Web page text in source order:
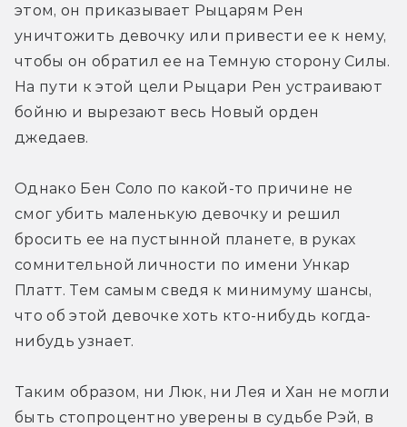
этом, он приказывает Рыцарям Рен
уничтожить девочку или привести ее к нему,
чтобы он обратил ее на Темную сторону Силы.
На пути к этой цели Рыцари Рен устраивают
бойню и вырезают весь Новый орден
джедаев.
Однако Бен Соло по какой-то причине не
смог убить маленькую девочку и решил
бросить ее на пустынной планете, в руках
сомнительной личности по имени Ункар
Платт. Тем самым сведя к минимуму шансы,
что об этой девочке хоть кто-нибудь когда-
нибудь узнает.
Таким образом, ни Люк, ни Лея и Хан не могли
быть стопроцентно уверены в судьбе Рэй, в